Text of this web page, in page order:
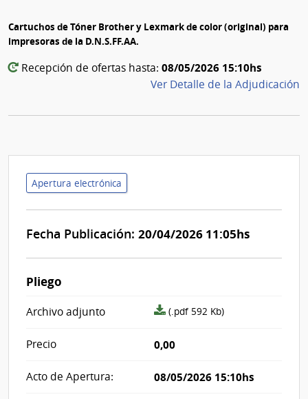
Cartuchos de Tóner Brother y Lexmark de color (original) para
impresoras de la D.N.S.FF.AA.
Recepción de ofertas hasta: 08/05/2026 15:10hs
Ver Detalle de la Adjudicación
Apertura electrónica
Fecha Publicación: 20/04/2026 11:05hs
Pliego
Archivo adjunto
archivo
(.pdf 592 Kb)
Precio 0,00
Acto de Apertura: 08/05/2026 15:10hs